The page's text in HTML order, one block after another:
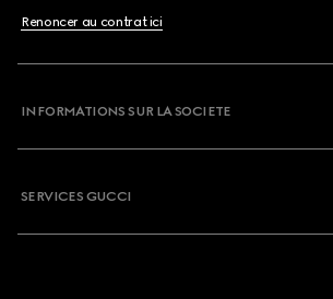
Renoncer au contrat ici
INFORMATIONS SUR LA SOCIETE
SERVICES GUCCI